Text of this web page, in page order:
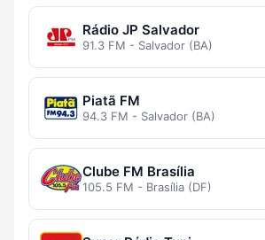
Rádio JP Salvador
91.3 FM - Salvador (BA)
Piatã FM
94.3 FM - Salvador (BA)
Clube FM Brasília
105.5 FM - Brasília (DF)